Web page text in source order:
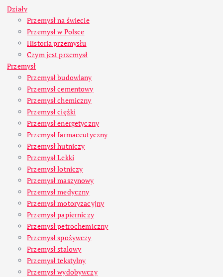
Działy
Przemysł na świecie
Przemysł w Polsce
Historia przemysłu
Czym jest przemysł
Przemysł
Przemysł budowlany
Przemysł cementowy
Przemysł chemiczny
Przemysł ciężki
Przemysł energetyczny
Przemysł farmaceutyczny
Przemysł hutniczy
Przemysł Lekki
Przemysł lotniczy
Przemysł maszynowy
Przemysł medyczny
Przemysł motoryzacyjny
Przemysł papierniczy
Przemysł petrochemiczny
Przemysł spożywczy
Przemysł stalowy
Przemysł tekstylny
Przemysł wydobywczy